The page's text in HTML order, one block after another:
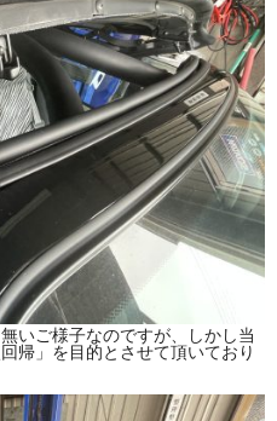
いご様子なのですが、しかし当
帰」を目的とさせて頂いており